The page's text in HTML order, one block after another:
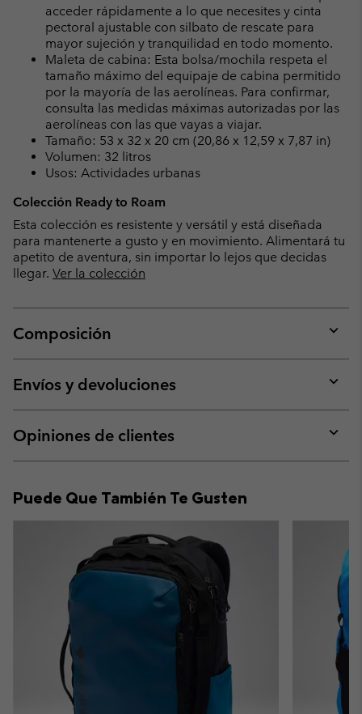
acceder rápidamente a lo que necesites y cinta
pectoral ajustable con silbato de rescate para
mayor sujeción y tranquilidad en todo momento.
Maleta de cabina: Esta bolsa/mochila respeta el
tamaño máximo del equipaje de cabina permitido
por la mayoría de las aerolíneas. Para confirmar,
consulta las medidas máximas autorizadas por las
aerolíneas con las que vayas a viajar.
Tamaño: 53 x 32 x 20 cm (20,86 x 12,59 x 7,87 in)
Volumen: 32 litros
Usos: Actividades urbanas
Colección Ready to Roam
Esta colección es resistente y versátil y está diseñada
para mantenerte a gusto y en movimiento. Alimentará tu
apetito de aventura, sin importar lo lejos que decidas
llegar. Ver la colección
Composición
or
Envíos y devoluciones
or
Opiniones de clientes
or
Puede Que También Te Gusten